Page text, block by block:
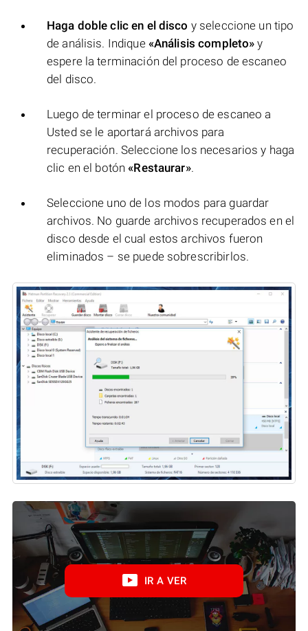
Haga doble clic en el disco y seleccione un tipo
de análisis. Indique «Análisis completo» y
espere la terminación del proceso de escaneo
del disco.
Luego de terminar el proceso de escaneo a
Usted se le aportará archivos para
recuperación. Seleccione los necesarios y haga
clic en el botón«Restaurar».
Seleccione uno de los modos para guardar
archivos. No guarde archivos recuperados en el
disco desde el cual estos archivos fueron
eliminados – se puede sobrescribirlos.
IR A VER